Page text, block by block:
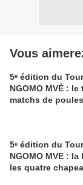
Vous
5ᵉ édition du
NGOMO MVÉ :
matchs de
5ᵉ édition du
NGOMO MVE :
les quatre